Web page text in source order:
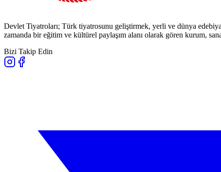
Devlet Tiyatroları; Türk tiyatrosunu geliştirmek, yerli ve dünya
zamanda bir eğitim ve kültürel paylaşım alanı olarak gören kurum,
Bizi Takip Edin